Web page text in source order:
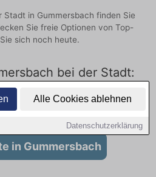
Alle Cookies ablehnen
Datenschutzerklärung
Stadt in Gummersbach finden Sie
Sie freie Optionen von Top-
sich noch heute.
bei der Stadt:
Stellenangebote für
in Gummersbach